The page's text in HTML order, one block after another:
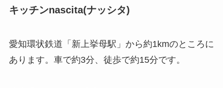
キッチンnascita(ナッシタ)
愛知環状鉄道「新上挙母駅」から約1kmのところに
あります。車で約3分、徒歩で約15分です。